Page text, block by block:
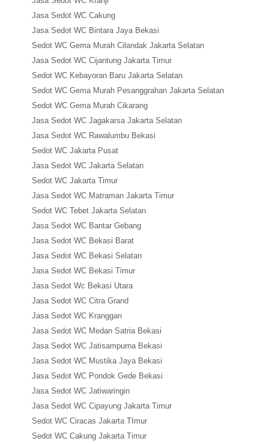
Jasa Sedot WC Cakung
Jasa Sedot WC Bintara Jaya Bekasi
Sedot WC Gema Murah Cilandak Jakarta Selatan
Jasa Sedot WC Cijantung Jakarta Timur
Sedot WC Kebayoran Baru Jakarta Selatan
Sedot WC Gema Murah Pesanggrahan Jakarta Selatan
Sedot WC Gema Murah Cikarang
Jasa Sedot WC Jagakarsa Jakarta Selatan
Jasa Sedot WC Rawalumbu Bekasi
Sedot WC Jakarta Pusat
Jasa Sedot WC Jakarta Selatan
Sedot WC Jakarta Timur
Jasa Sedot WC Matraman Jakarta Timur
Sedot WC Tebet Jakarta Selatan
Jasa Sedot WC Bantar Gebang
Jasa Sedot WC Bekasi Barat
Jasa Sedot WC Bekasi Selatan
Jasa Sedot WC Bekasi Timur
Jasa Sedot Wc Bekasi Utara
Jasa Sedot WC Citra Grand
Jasa Sedot WC Kranggan
Jasa Sedot WC Medan Satria Bekasi
Jasa Sedot WC Jatisampurna Bekasi
Jasa Sedot WC Mustika Jaya Bekasi
Jasa Sedot WC Pondok Gede Bekasi
Jasa Sedot WC Jatiwaringin
Jasa Sedot WC Cipayung Jakarta Timur
Sedot WC Ciracas Jakarta TImur
Sedot WC Cakung Jakarta Timur